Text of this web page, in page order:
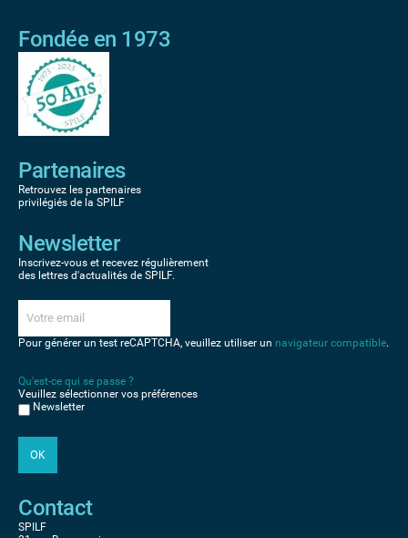
Fondée en 1973
Partenaires
Retrouvez les partenaires
privilégiés de la SPILF
Newsletter
Inscrivez-vous et recevez régulièrement
des lettres d'actualités de SPILF.
Pour générer un test reCAPTCHA, veuillez utiliser un navigateur compatible.
Qu'est-ce qui se passe ?
Veuillez sélectionner vos préférences
Newsletter
Contact
SPILF